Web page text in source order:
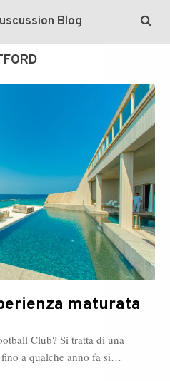
Blog
maturata
Club? Si tratta di una
a qualche anno fa si…